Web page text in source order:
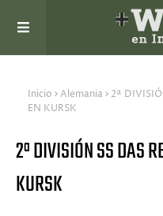
Inicio Alemania
2ª
EN KURSK
2ª DIVISIÓN SS DAS
KURSK